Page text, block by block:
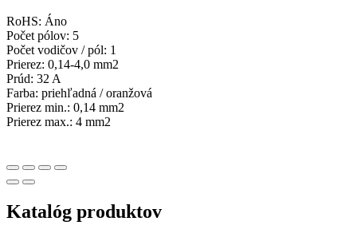
RoHS: Áno
Počet pólov: 5
Počet vodičov / pól: 1
Prierez: 0,14-4,0 mm2
Prúd: 32 A
Farba: priehľadná / oranžová
Prierez min.: 0,14 mm2
Prierez max.: 4 mm2
Katalóg produktov